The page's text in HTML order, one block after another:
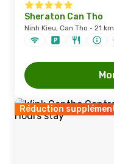
Sheraton Can Tho
Ninh Kieu, Can Tho · 21
Réduction